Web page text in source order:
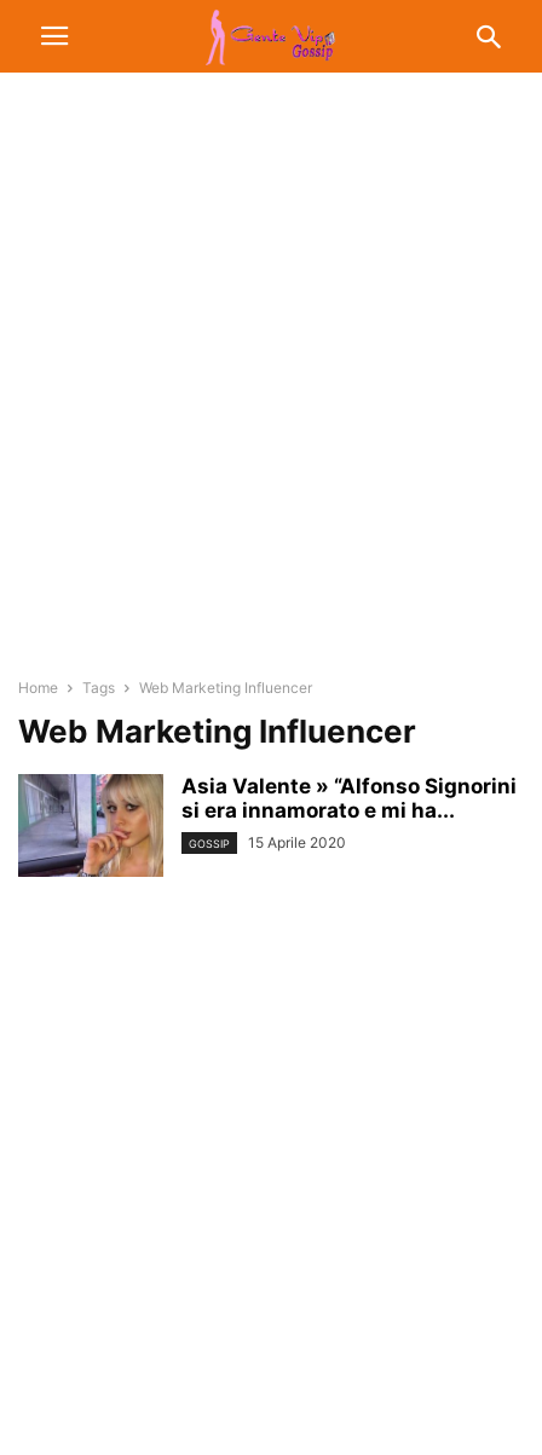
Home Tags Web Marketing Influencer
Web Marketing Influencer
Asia Valente » “Alfonso Signorini
si era innamorato e mi ha...
GOSSIP 15 Aprile 2020